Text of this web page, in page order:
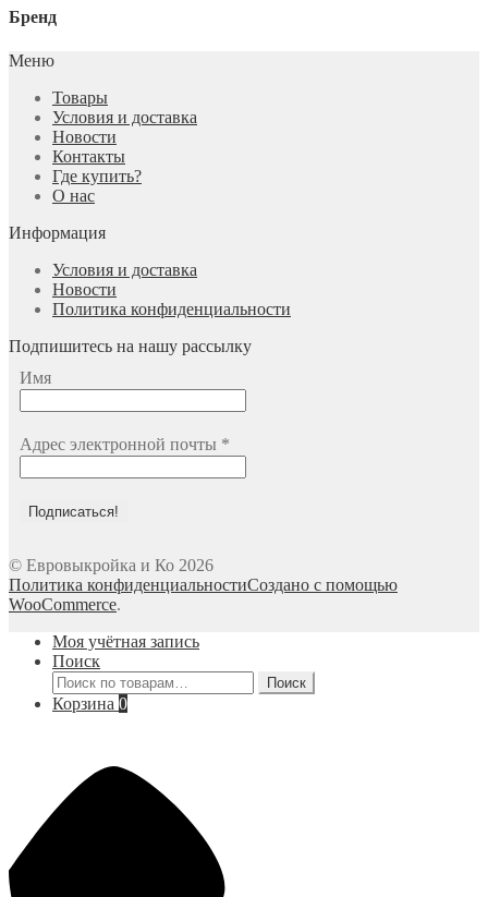
Бренд
Меню
Товары
Условия и доставка
Новости
Контакты
Где купить?
О нас
Информация
Условия и доставка
Новости
Политика конфиденциальности
Подпишитесь на нашу рассылку
Имя
Адрес электронной почты *
© Евровыкройка и Ко 2026
Политика конфиденциальностиСоздано с помощью
WooCommerce.
Моя учётная запись
Поиск
Искать:
Поиск
Корзина 0